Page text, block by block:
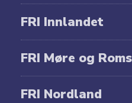
FRI Innlandet
FRI Møre og
FRI Nordland